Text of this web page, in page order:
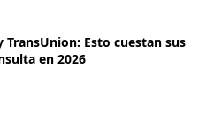
TransUnion: Esto cuestan sus
en 2026